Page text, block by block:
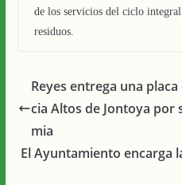
de los servicios del ciclo
residuos.
Reyes entrega una
cia Altos de Jontoya
mia
El Ayuntamiento encarga